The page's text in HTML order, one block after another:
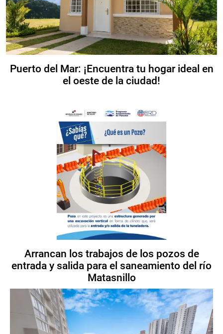
Puerto del Mar: ¡Encuentra tu hogar ideal en
el oeste de la ciudad!
Arrancan los trabajos de los pozos de
entrada y salida para el saneamiento del río
Matasnillo